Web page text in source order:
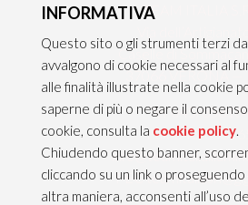
TEAM ITALIA
Caselle di
37066 VERONA —
Tel 045/
Fax 045/
PEC
INFORMATIVA
Questo sito o gli strumenti terzi
avvalgono di cookie necessari al
alle finalità illustrate nella cookie
saperne di più o negare il
cookie, consulta la cookie policy.
Chiudendo questo banner,
cliccando su un link o proseguendo
altra maniera, acconsenti all’uso